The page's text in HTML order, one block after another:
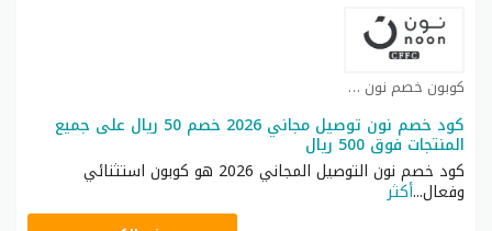
كوبون خصم نون كوبون
كود خصم نون توصيل مجاني 2026 خصم 50 ريال على جميع
المنتجات فوق 500 ريال
كود خصم نون التوصيل المجاني 2026 هو كوبون استثنائي
وفعال...أكثر